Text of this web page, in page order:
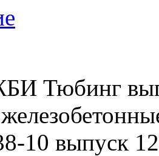
Тюбинг
10 выпуск